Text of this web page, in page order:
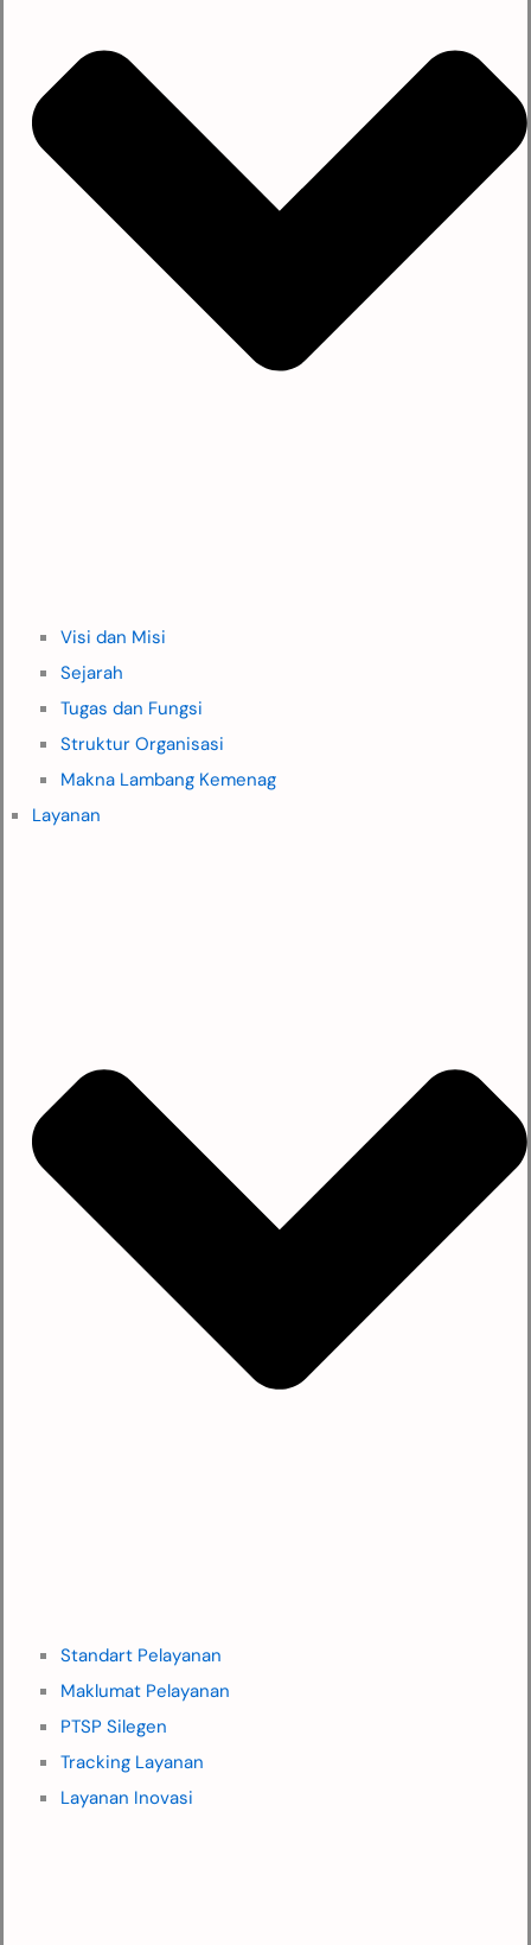
Visi dan Misi
Sejarah
Tugas dan Fungsi
Struktur Organisasi
Makna Lambang Kemenag
Layanan
Standart Pelayanan
Maklumat Pelayanan
PTSP Silegen
Tracking Layanan
Layanan Inovasi